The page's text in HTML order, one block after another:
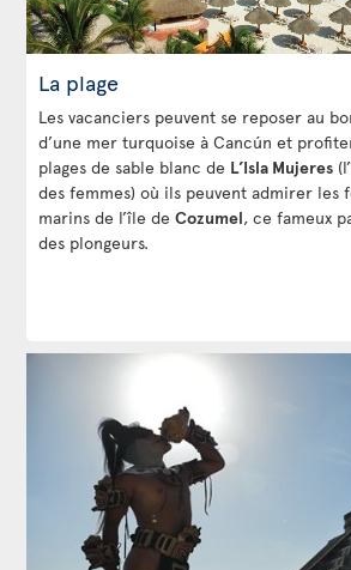
La plage
Les vacanciers peuvent se reposer au
d’une mer turquoise à Cancún et
plages de sable blanc de L’Isla Mujeres
des femmes) où ils peuvent admirer les
marins de l’île de Cozumel, ce fameux
des plongeurs.